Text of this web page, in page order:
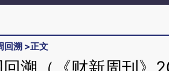
回溯 >正文